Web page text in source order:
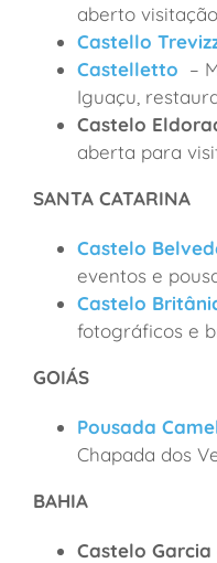
aberto visitação
Castello
Castelletto –
Iguaçu,
Castelo
aberta para
SANTA CATARINA
Castelo
eventos e
Castelo
fotográficos e
GOIÁS
Pousada
Chapada dos
BAHIA
Castelo